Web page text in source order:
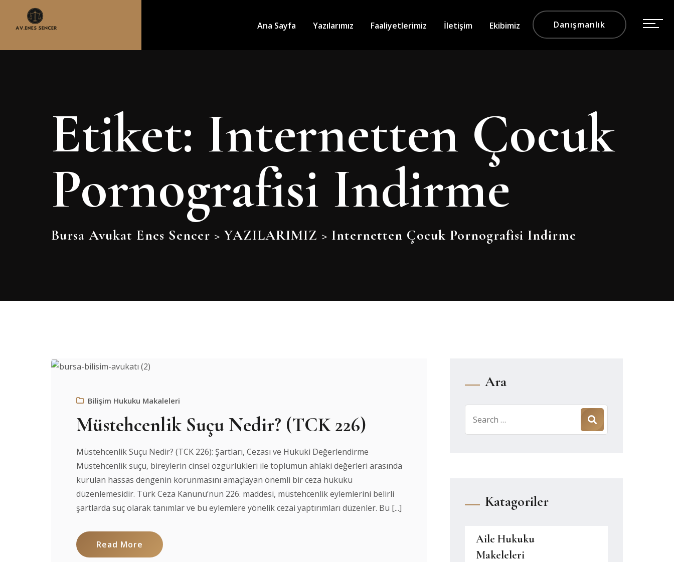
Ana Sayfa Yazılarımız Faaliyetlerimiz İletişim Ekibimiz Danışmanlık
Etiket: Internetten Çocuk
Pornografisi Indirme
Bursa Avukat Enes Sencer > YAZILARIMIZ > Internetten Çocuk Pornografisi Indirme
Bilişim Hukuku Makaleleri
Müstehcenlik Suçu Nedir? (TCK 226)
Müstehcenlik Suçu Nedir? (TCK 226): Şartları, Cezası ve Hukuki Değerlendirme
Müstehcenlik suçu, bireylerin cinsel özgürlükleri ile toplumun ahlaki değerleri arasında
kurulan hassas dengenin korunmasını amaçlayan önemli bir ceza hukuku
düzenlemesidir. Türk Ceza Kanunu’nun 226. maddesi, müstehcenlik eylemlerini belirli
şartlarda suç olarak tanımlar ve bu eylemlere yönelik cezai yaptırımları düzenler. Bu [...]
Read More
Ara
for:
Katagoriler
Aile Hukuku
Makeleleri